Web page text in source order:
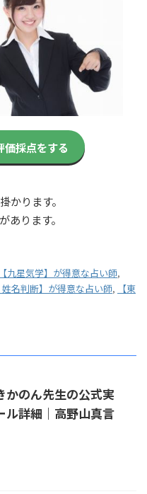
価採点をする
かります。
ります。
【九星気学】が得意な占い師,
姓名判断】が得意な占い師,
【東
かのん先生の公式実
ル詳細｜高野山真言